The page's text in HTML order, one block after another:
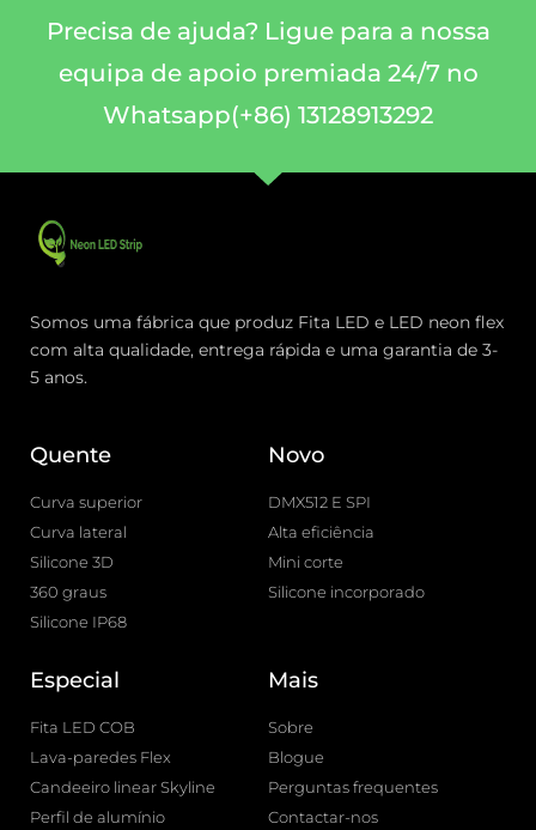
Precisa de ajuda? Ligue para a nossa
equipa de apoio premiada 24/7 no
Whatsapp(+86) 13128913292
Somos uma fábrica que produz Fita LED e LED neon flex
com alta qualidade, entrega rápida e uma garantia de 3-
5 anos.
Quente
Curva superior
Curva lateral
Silicone 3D
360 graus
Silicone IP68
Novo
DMX512 E SPI
Alta eficiência
Mini corte
Silicone incorporado
Especial
Fita LED COB
Lava-paredes Flex
Candeeiro linear Skyline
Perfil de alumínio
Mais
Sobre
Blogue
Perguntas frequentes
Contactar-nos